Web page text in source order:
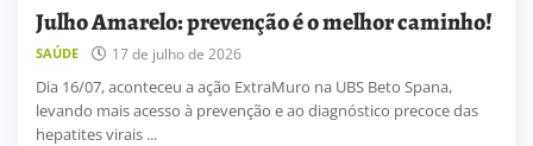
Julho Amarelo: prevenção é o melhor caminho!
SAÚDE 17 de julho de 2026
Dia 16/07, aconteceu a ação ExtraMuro na UBS Beto Spana,
levando mais acesso à prevenção e ao diagnóstico precoce das
hepatites virais ...